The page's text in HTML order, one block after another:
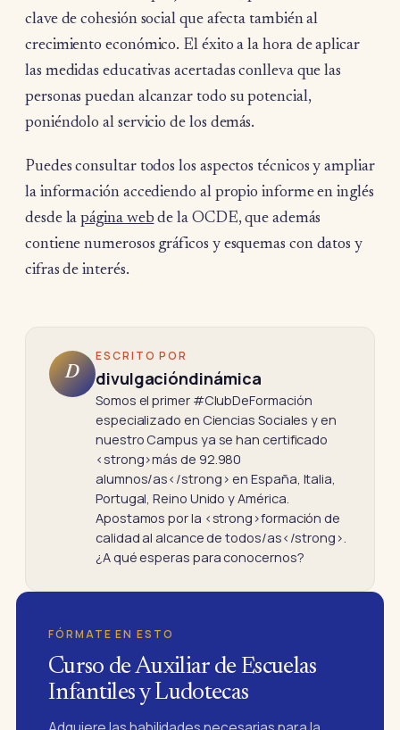
clave de cohesión social que afecta también al
crecimiento económico. El éxito a la hora de aplicar
las medidas educativas acertadas conlleva que las
personas puedan alcanzar todo su potencial,
poniéndolo al servicio de los demás.
Puedes consultar todos los aspectos técnicos y ampliar
la información accediendo al propio informe en inglés
desde lapágina webde la OCDE, que además
contiene numerosos gráficos y esquemas con datos y
cifras de interés.
D
ESCRITO POR
divulgacióndinámica
Somos el primer #ClubDeFormación
especializado en Ciencias Sociales y en
nuestro Campus ya se han certificado
<strong>más de 92.980
alumnos/as</strong> en España, Italia,
Portugal, Reino Unido y América.
Apostamos por la <strong>formación de
calidad al alcance de todos/as</strong>.
¿A qué esperas para conocernos?
FÓRMATE EN ESTO
Curso de Auxiliar de Escuelas
Infantiles y Ludotecas